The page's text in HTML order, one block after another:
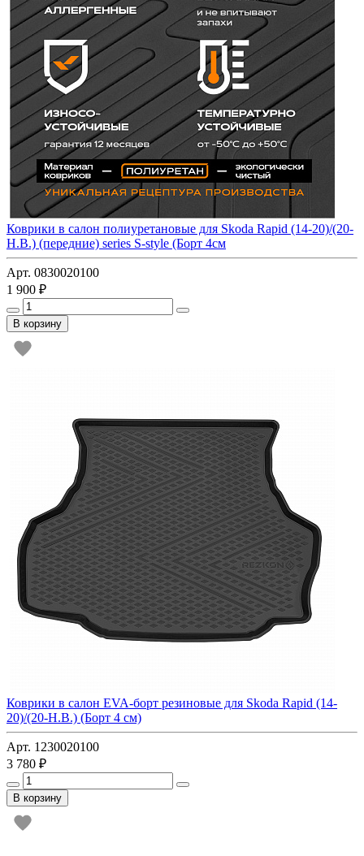
Коврики в салон полиуретановые для Skoda Rapid (14-20)/(20-
Н.В.) (передние) series S-style (Борт 4см
Арт. 0830020100
1 900 ₽
В корзину
Коврики в салон EVA-борт резиновые для Skoda Rapid (14-
20)/(20-Н.В.) (Борт 4 см)
Арт. 1230020100
3 780 ₽
В корзину